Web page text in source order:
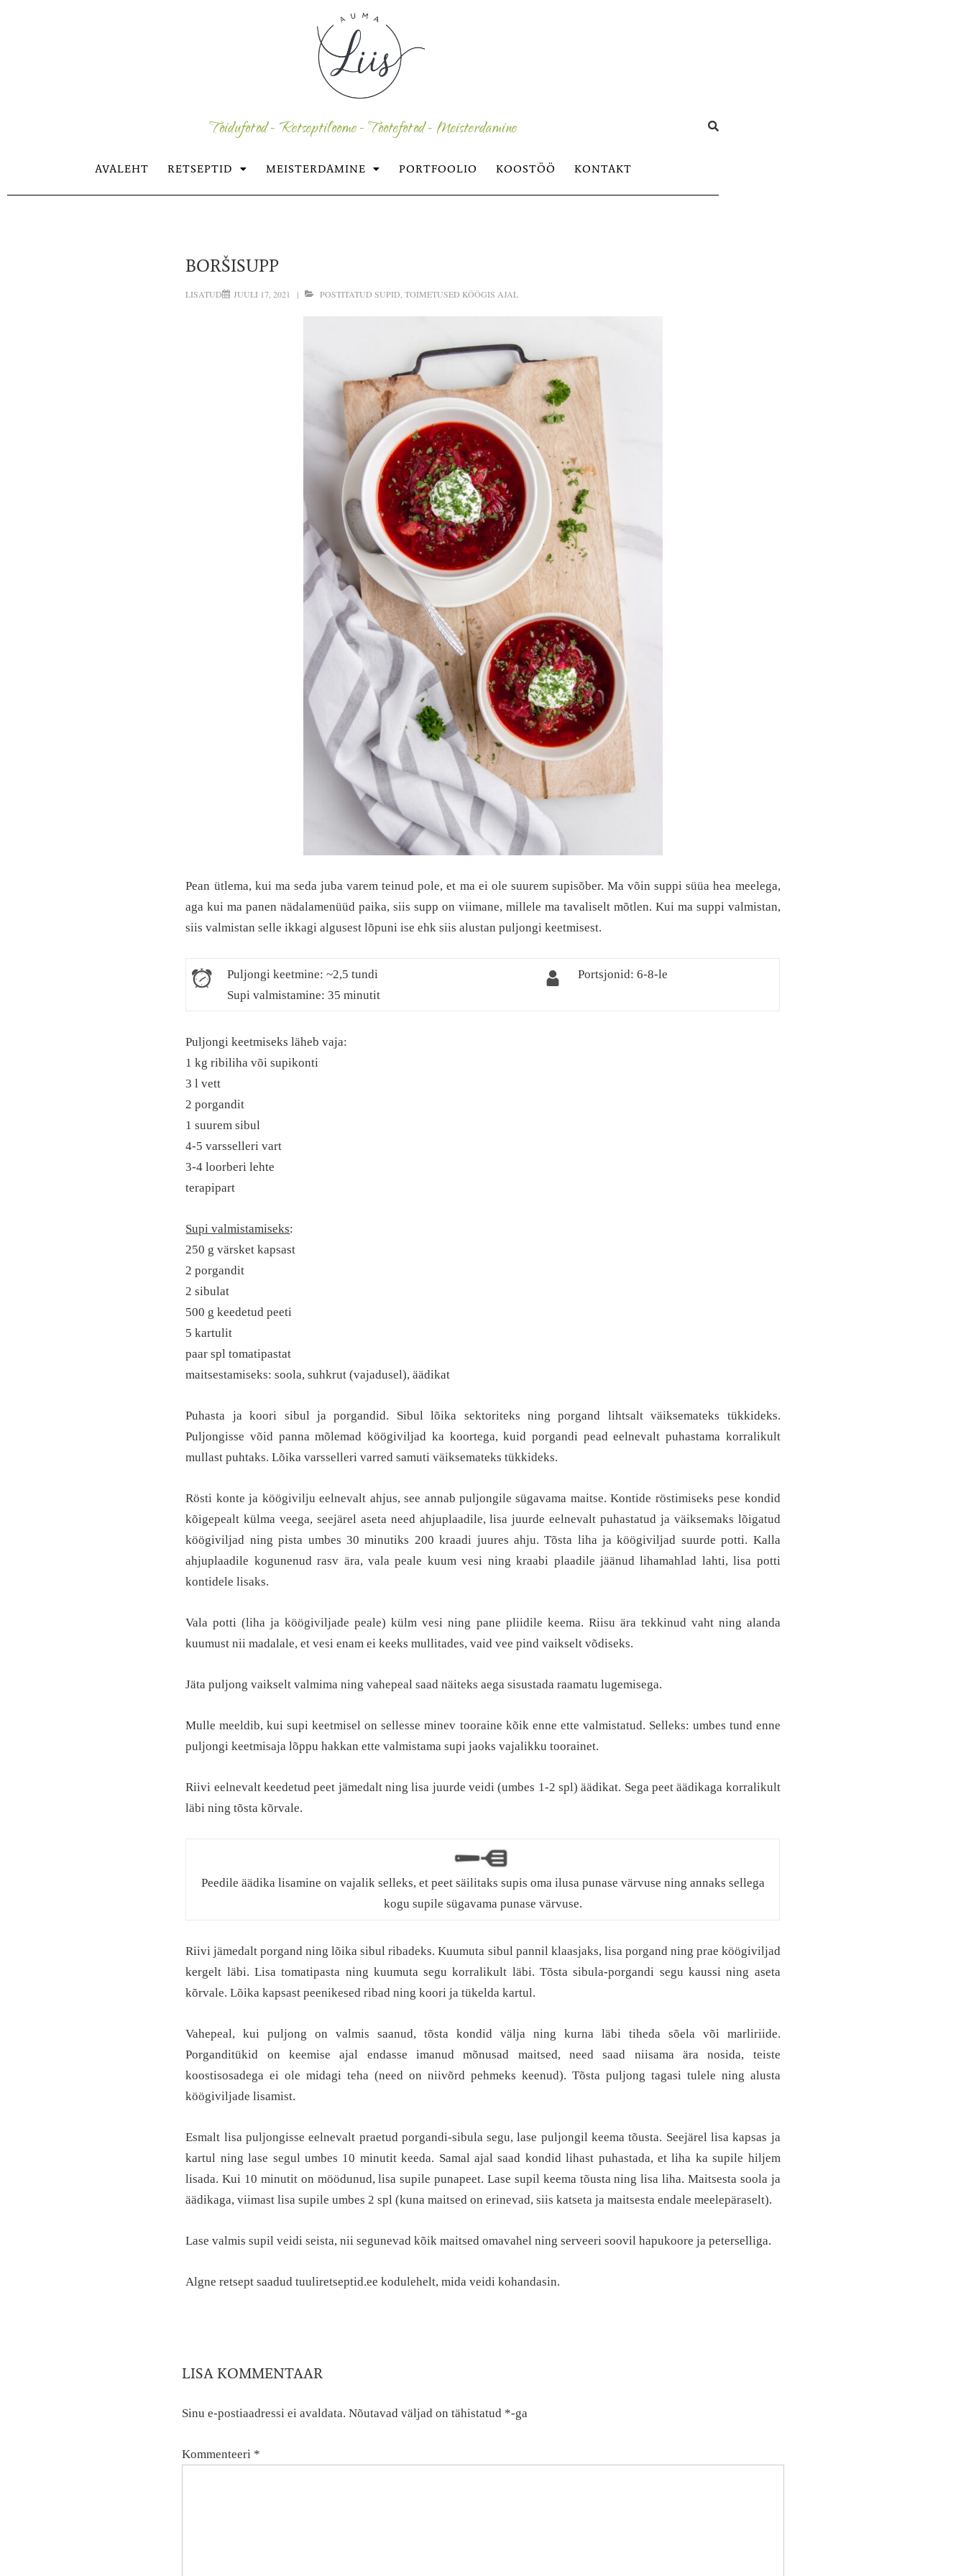
Toidufotod - Retseptiloome - Tootefotod - Meisterdamine
AVALEHT RETSEPTID MEISTERDAMINE PORTFOOLIO KOOSTÖÖ KONTAKT
BORŠISUPP
LISATUD JUULI 17, 2021 POSTITATUDSUPID ,TOIMETUSED KÖÖGIS AJAL
Pean ütlema, kui ma seda juba varem teinud pole, et ma ei ole suurem supisõber. Ma võin suppi süüa hea meelega,
aga kui ma panen nädalamenüüd paika, siis supp on viimane, millele ma tavaliselt mõtlen. Kui ma suppi valmistan,
siis valmistan selle ikkagi algusest lõpuni ise ehk siis alustan puljongi keetmisest.
Puljongi keetmine: ~2,5 tundi
Supi valmistamine: 35 minutit
Portsjonid: 6-8-le
Puljongi keetmiseks läheb vaja:
1 kg ribiliha või supikonti
3 l vett
2 porgandit
1 suurem sibul
4-5 varsselleri vart
3-4 loorberi lehte
terapipart
Supi valmistamiseks:
250 g värsket kapsast
2 porgandit
2 sibulat
500 g keedetud peeti
5 kartulit
paar spl tomatipastat
maitsestamiseks: soola, suhkrut (vajadusel), äädikat
Puhasta ja koori sibul ja porgandid. Sibul lõika sektoriteks ning porgand lihtsalt väiksemateks tükkideks.
Puljongisse võid panna mõlemad köögiviljad ka koortega, kuid porgandi pead eelnevalt puhastama korralikult
mullast puhtaks. Lõika varsselleri varred samuti väiksemateks tükkideks.
Rösti konte ja köögivilju eelnevalt ahjus, see annab puljongile sügavama maitse. Kontide röstimiseks pese kondid
kõigepealt külma veega, seejärel aseta need ahjuplaadile, lisa juurde eelnevalt puhastatud ja väiksemaks lõigatud
köögiviljad ning pista umbes 30 minutiks 200 kraadi juures ahju. Tõsta liha ja köögiviljad suurde potti. Kalla
ahjuplaadile kogunenud rasv ära, vala peale kuum vesi ning kraabi plaadile jäänud lihamahlad lahti, lisa potti
kontidele lisaks.
Vala potti (liha ja köögiviljade peale) külm vesi ning pane pliidile keema. Riisu ära tekkinud vaht ning alanda
kuumust nii madalale, et vesi enam ei keeks mullitades, vaid vee pind vaikselt võdiseks.
Jäta puljong vaikselt valmima ning vahepeal saad näiteks aega sisustada raamatu lugemisega.
Mulle meeldib, kui supi keetmisel on sellesse minev tooraine kõik enne ette valmistatud. Selleks: umbes tund enne
puljongi keetmisaja lõppu hakkan ette valmistama supi jaoks vajalikku toorainet.
Riivi eelnevalt keedetud peet jämedalt ning lisa juurde veidi (umbes 1-2 spl) äädikat. Sega peet äädikaga korralikult
läbi ning tõsta kõrvale.
Peedile äädika lisamine on vajalik selleks, et peet säilitaks supis oma ilusa punase värvuse ning annaks sellega
kogu supile sügavama punase värvuse.
Riivi jämedalt porgand ning lõika sibul ribadeks. Kuumuta sibul pannil klaasjaks, lisa porgand ning prae köögiviljad
kergelt läbi. Lisa tomatipasta ning kuumuta segu korralikult läbi. Tõsta sibula-porgandi segu kaussi ning aseta
kõrvale. Lõika kapsast peenikesed ribad ning koori ja tükelda kartul.
Vahepeal, kui puljong on valmis saanud, tõsta kondid välja ning kurna läbi tiheda sõela või marliriide.
Porganditükid on keemise ajal endasse imanud mõnusad maitsed, need saad niisama ära nosida, teiste
koostisosadega ei ole midagi teha (need on niivõrd pehmeks keenud). Tõsta puljong tagasi tulele ning alusta
köögiviljade lisamist.
Esmalt lisa puljongisse eelnevalt praetud porgandi-sibula segu, lase puljongil keema tõusta. Seejärel lisa kapsas ja
kartul ning lase segul umbes 10 minutit keeda. Samal ajal saad kondid lihast puhastada, et liha ka supile hiljem
lisada. Kui 10 minutit on möödunud, lisa supile punapeet. Lase supil keema tõusta ning lisa liha. Maitsesta soola ja
äädikaga, viimast lisa supile umbes 2 spl (kuna maitsed on erinevad, siis katseta ja maitsesta endale meelepäraselt).
Lase valmis supil veidi seista, nii segunevad kõik maitsed omavahel ning serveeri soovil hapukoore ja peterselliga.
Algne retsept saadud tuuliretseptid.ee kodulehelt, mida veidi kohandasin.
LISA KOMMENTAAR
Sinu e-postiaadressi ei avaldata. Nõutavad väljad on tähistatud *-ga
Kommenteeri *